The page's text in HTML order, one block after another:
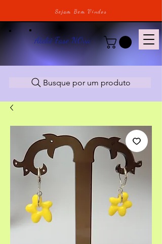
Sejam Bem Vindos
Ateliê Fase NOva
Busque por um produto